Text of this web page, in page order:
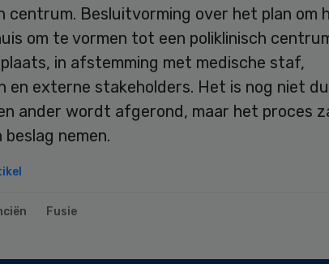
centrum. Besluitvorming over het plan om
om te vormen tot een poliklinisch
in afstemming met medische staf,
en externe stakeholders. Het is nog niet
ander wordt afgerond, maar het proces
beslag nemen.
Fusie